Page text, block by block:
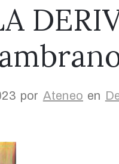
por Ateneo en